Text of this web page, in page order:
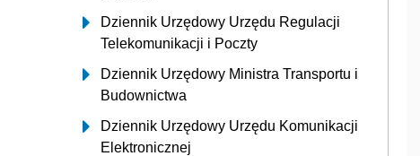
Dziennik Urzędowy Urzędu Regulacji
Telekomunikacji i Poczty
Dziennik Urzędowy Ministra Transportu i
Budownictwa
Dziennik Urzędowy Urzędu Komunikacji
Elektronicznej